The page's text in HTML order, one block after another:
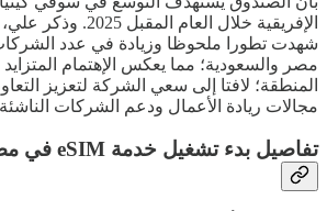
الإفريقية خلال العام
شهدت تطورا ملحوظا وزيادة في عدد
مصر والسعودية؛ مما يعكس الإهتمام المتزايد
المنطقة؛ لافتا إلى سعي الشركة لتعزيز
مجالات ريادة الأعمال ودعم الشركات
تفاصيل بدء تشغيل خدمة eSIM في مصر